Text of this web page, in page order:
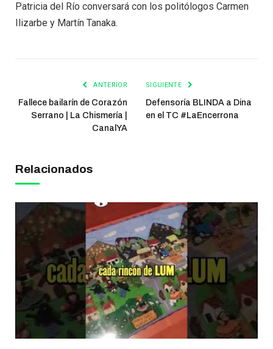
Patricia del Río conversará con los politólogos Carmen
Ilizarbe y Martín Tanaka.
ANTERIOR
Fallece bailarín de Corazón
Serrano | La Chismería |
CanalYA
SIGUIENTE
Defensoría BLINDA a Dina
en el TC #LaEncerrona
Relacionados